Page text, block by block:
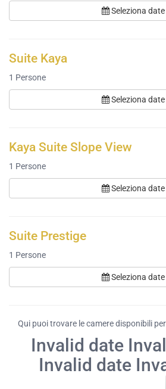
Seleziona date
Suite Kaya
1 Persone
Seleziona date
Kaya Suite Slope View
1 Persone
Seleziona date
Suite Prestige
1 Persone
Seleziona date
Qui puoi trovare le camere disponibili
Invalid date
Invalid date